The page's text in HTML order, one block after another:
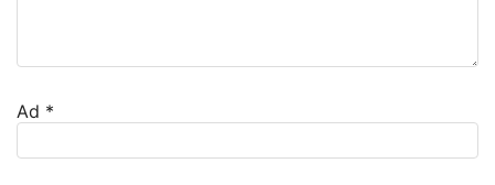
Ad *